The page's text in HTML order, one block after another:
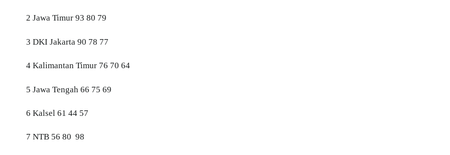
2 Jawa Timur 93 80 79
3 DKI Jakarta 90 78 77
4 Kalimantan Timur 76 70 64
5 Jawa Tengah 66 75 69
6 Kalsel 61 44 57
7 NTB 56 80 98